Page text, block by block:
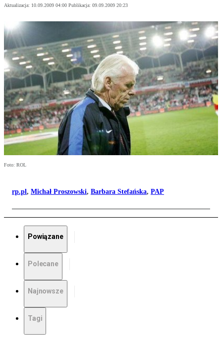
Aktualizacja: 10.09.2009 04:00 Publikacja: 09.09.2009 20:23
Foto: ROL
rp.pl, Michał Proszowski, Barbara Stefańska, PAP
Powiązane
Polecane
Najnowsze
Tagi